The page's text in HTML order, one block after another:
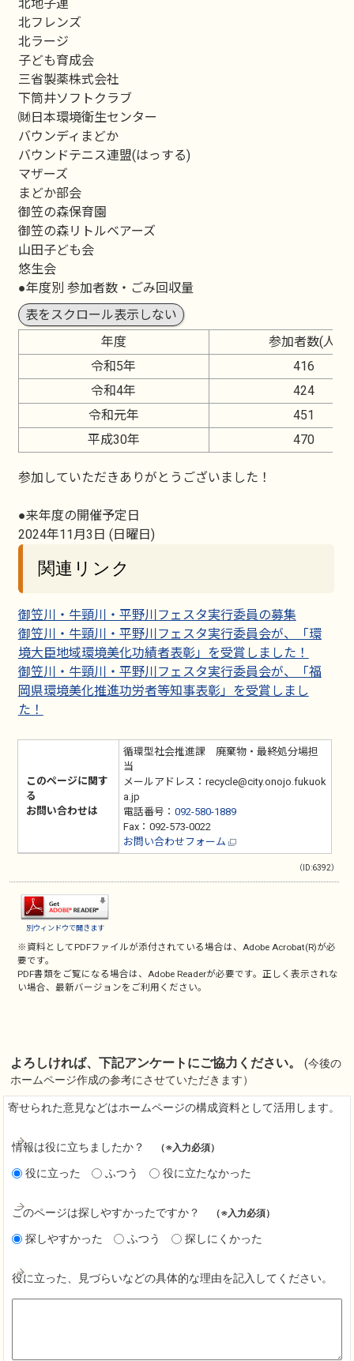
北地子連
北フレンズ
北ラージ
子ども育成会
三省製薬株式会社
下筒井ソフトクラブ
㈶日本環境衛生センター
バウンディまどか
バウンドテニス連盟(はっする)
マザーズ
まどか部会
御笠の森保育園
御笠の森リトルベアーズ
山田子ども会
悠生会
●年度別 参加者数・ごみ回収量
表をスクロール表示しない
年度
参加者数(人)
令和5年
416
令和4年
424
令和元年
451
平成30年
470
参加していただきありがとうございました！
●来年度の開催予定日
2024年11月3日 (日曜日)
関連リンク
御笠川・牛頸川・平野川フェスタ実行委員の募集
御笠川・牛頸川・平野川フェスタ実行委員会が、「環
境大臣地域環境美化功績者表彰」を受賞しました！
御笠川・牛頸川・平野川フェスタ実行委員会が、「福
岡県環境美化推進功労者等知事表彰」を受賞しまし
た！
このページに関す
る
お問い合わせは
循環型社会推進課 廃棄物・最終処分場担
当
メールアドレス：recycle@city.onojo.fukuok
a.jp
電話番号： 092-580-1889
Fax：092-573-0022
お問い合わせフォーム
（ID:6392）
別ウィンドウで開きます
※資料としてPDFファイルが添付されている場合は、 Adobe Acrobat(R)が必
要です。
PDF書類をご覧になる場合は、 Adobe Readerが必要です。正しく表示されな
い場合、最新バージョンをご利用ください。